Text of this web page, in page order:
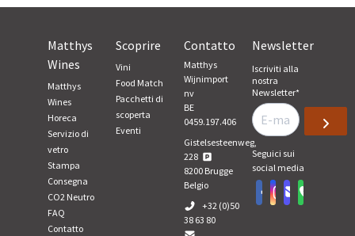
Matthys
Wines
Matthys
Wines
Horeca
Servizio di
vetro
Stampa
Consegna
CO2 Neutro
FAQ
Contatto
Scoprire
Vini
Food Match
Pacchetti di
scoperta
Eventi
Contatto
Matthys
Wijnimport
nv
BE
0459.197.406
Gistelsesteenweg,
228
8200 Brugge
Belgio
+32 (0)50
38 63 80
Newsletter
Iscriviti alla
nostra
Newsletter*
Seguici sui
social media